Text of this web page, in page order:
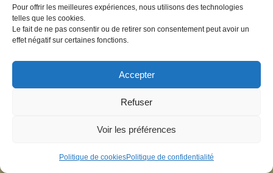
Pour offrir les meilleures expériences, nous utilisons des technologies
telles que les cookies.
Le fait de ne pas consentir ou de retirer son consentement peut avoir un
effet négatif sur certaines fonctions.
Accepter
Refuser
Voir les préférences
Politique de cookiesPolitique de confidentialité
65460 Bours